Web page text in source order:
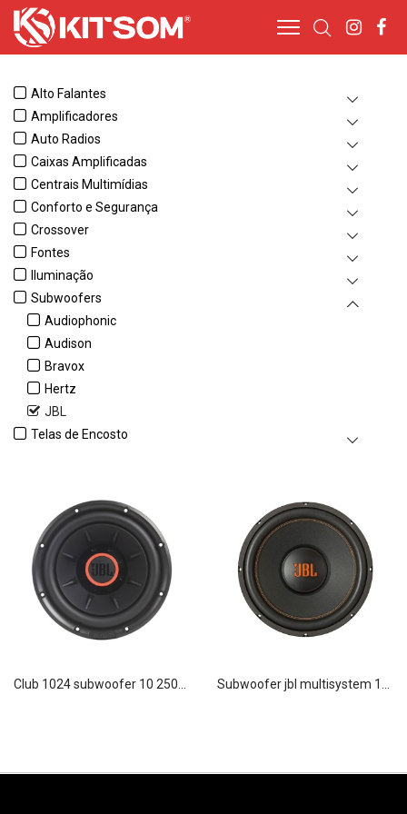
Alto Falantes
Amplificadores
Auto Radios
Caixas Amplificadas
Centrais Multimídias
Conforto e Segurança
Crossover
Fontes
Iluminação
Subwoofers
Audiophonic
Audison
Bravox
Hertz
JBL
Telas de Encosto
club 1024 subwoofer 10 250w jbl subwoofer jbl multisystem 12swms350